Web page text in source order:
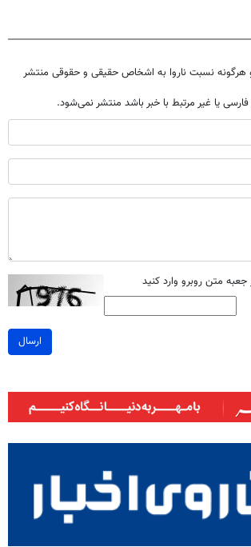
هرگونه نسبت ناروا به اشخاص حقیقی و حقوقی منتشر
فارسی یا غیر مرتبط با خبر باشد منتشر نمی‌شود.
متن روبرو وارد کنید
ارسال